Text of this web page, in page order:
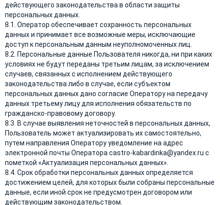
действующего законодательства в области защиты
персональных данных.
8.1. Оператор обеспечивает сохранность персональных
данных и принимает все возможные меры, исключающие
доступ к персональным данным неуполномоченных лиц.
8.2. Персональные данные Пользователя никогда, ни при каких
условиях не будут переданы третьим лицам, за исключением
случаев, связанных с исполнением действующего
законодательства либо в случае, если субъектом
персональных данных дано согласие Оператору на передачу
данных третьему лицу для исполнения обязательств по
гражданско-правовому договору.
8.3. В случае выявления неточностей в персональных данных,
Пользователь может актуализировать их самостоятельно,
путем направления Оператору уведомление на адрес
электронной почты Оператора castro-kabardinka@yandex.ru с
пометкой «Актуализация персональных данных».
8.4. Срок обработки персональных данных определяется
достижением целей, для которых были собраны персональные
данные, если иной срок не предусмотрен договором или
действующим законодательством.